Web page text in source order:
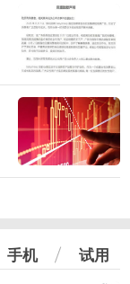
手机 试用